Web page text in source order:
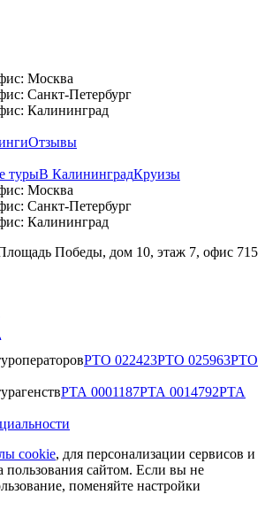
Москва
Санкт-Петербург
Калининград
Отзывы
турыВ КалининградКруизы
Москва
Санкт-Петербург
Калининград
Победы, дом 10, этаж 7, офис 715
РТО 022423РТО 025963РТО
РТА 0001187РТА 0014792РТА
cookie, для персонализации сервисов и
пользования сайтом. Если вы не
поменяйте настройки